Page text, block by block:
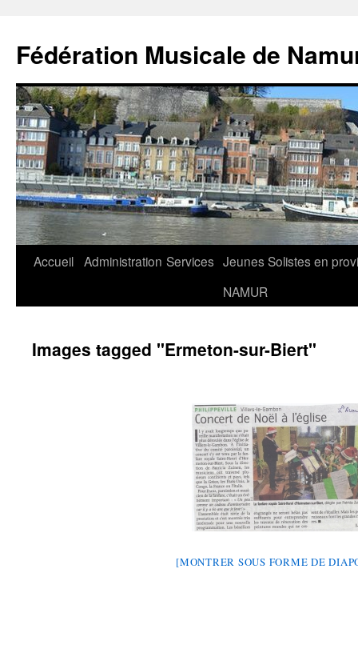
contenu
Fédération Musicale de
Accueil Administration Services Jeunes Solistes en
NAMUR
Images tagged "Ermeton-sur-Biert"
[MONTRER SOUS FORME DE